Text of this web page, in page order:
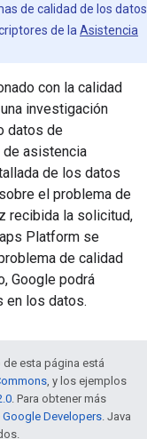
de calidad de los datos
de la Asistencia
con la calidad
investigación
datos de
de asistencia
de los datos
el problema de
recibida la solicitud,
Platform se
de calidad
Google podrá
en los datos.
esta página está
, y los ejemplos
. Para obtener más
Developers . Java